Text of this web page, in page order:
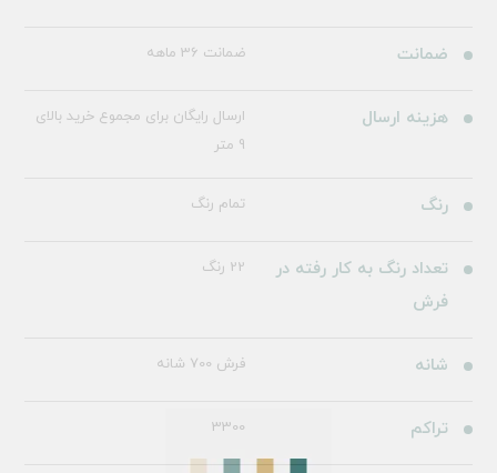
ضمانت ضمانت 36 ماهه
هزینه ارسال
ارسال رایگان برای مجموع خرید بالای
9 متر
رنگ تمام رنگ
تعداد رنگ به کار رفته در
فرش
22 رنگ
شانه فرش 700 شانه
تراکم 3300